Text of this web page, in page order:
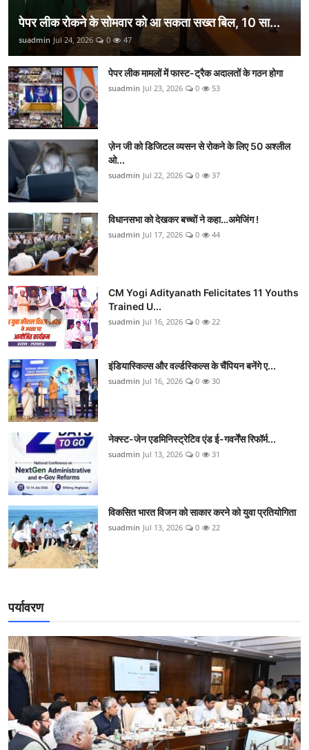
पेपर लीक रोकने के सोमवार को आ सकता सख्त बिल, 10 सा...
suadmin Jul 24, 2026 0 47
पेपर लीक मामलों में फास्ट-ट्रैक अदालतों के गठन होगा
suadmin Jul 23, 2026 0 53
ज़ेन जी को डिजिटल व्यसन से रोकने के लिए 50 अश्लील
ओ...
suadmin Jul 22, 2026 0 37
विधानसभा को देखकर बच्चों ने कहा…अमेजिंग !
suadmin Jul 17, 2026 0 44
CM Yogi Adityanath Felicitates 11 Youths
Trained U...
suadmin Jul 16, 2026 0 22
इंडियास्किल्स और वर्ल्डस्किल्स के चैंपियन बनेंगे ए...
suadmin Jul 16, 2026 0 30
नेक्स्ट-जेन एडमिनिस्ट्रेटिव एंड ई-गवर्नेंस रिफॉर्म...
suadmin Jul 13, 2026 0 31
विकसित भारत विजन को साकार करने को युवा प्रतियोगिता
suadmin Jul 13, 2026 0 22
पर्यावरण